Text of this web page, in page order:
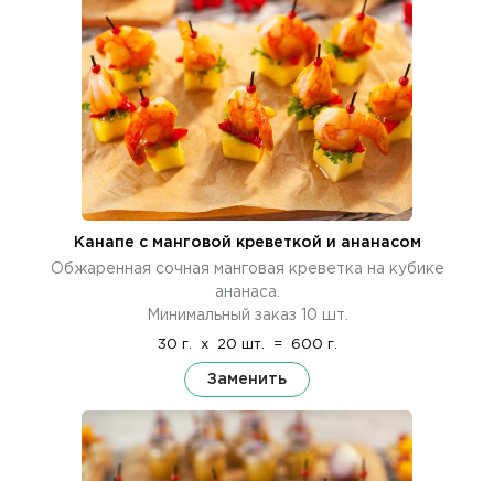
Канапе с манговой креветкой и ананасом
Обжаренная сочная манговая креветка на кубике
ананаса.
Минимальный заказ 10 шт.
30 г. x 20 шт. = 600 г.
Заменить